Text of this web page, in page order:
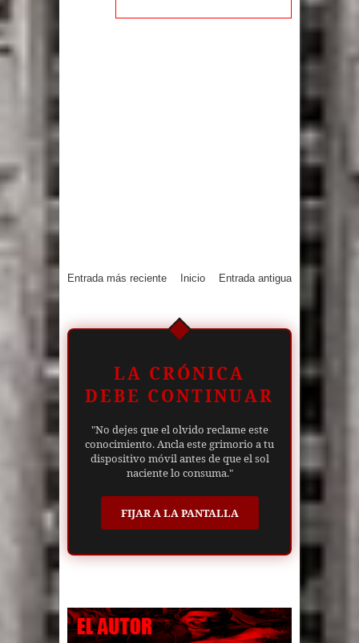
Entrada más reciente Entrada antigua
Inicio
LA CRÓNICA
DEBE CONTINUAR
"No dejes que el olvido reclame este
conocimiento. Ancla este grimorio a tu
dispositivo móvil antes de que el sol
naciente lo consuma."
FIJAR A LA PANTALLA